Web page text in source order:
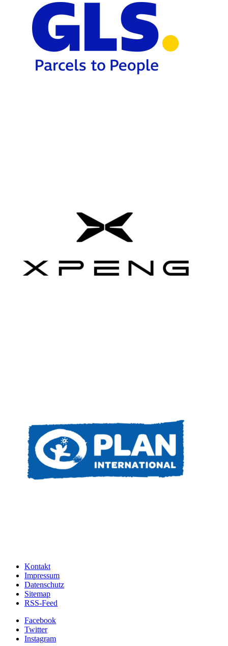
Kontakt
Impressum
Datenschutz
Sitemap
RSS-Feed
Facebook
Twitter
Instagram